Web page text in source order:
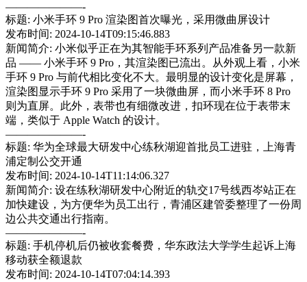
———————-
标题: 小米手环 9 Pro 渲染图首次曝光，采用微曲屏设计
发布时间: 2024-10-14T09:15:46.883
新闻简介: 小米似乎正在为其智能手环系列产品准备另一款新
品 —— 小米手环 9 Pro，其渲染图已流出。从外观上看，小米
手环 9 Pro 与前代相比变化不大。最明显的设计变化是屏幕，
渲染图显示手环 9 Pro 采用了一块微曲屏，而小米手环 8 Pro
则为直屏。此外，表带也有细微改进，扣环现在位于表带末
端，类似于 Apple Watch 的设计。
———————-
标题: 华为全球最大研发中心练秋湖迎首批员工进驻，上海青
浦定制公交开通
发布时间: 2024-10-14T11:14:06.327
新闻简介: 设在练秋湖研发中心附近的轨交17号线西岑站正在
加快建设，为方便华为员工出行，青浦区建管委整理了一份周
边公共交通出行指南。
———————-
标题: 手机停机后仍被收套餐费，华东政法大学学生起诉上海
移动获全额退款
发布时间: 2024-10-14T07:04:14.393